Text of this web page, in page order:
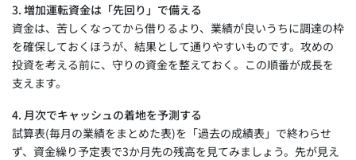
3. 増加運転資金は「先回り」で備える
資金は、苦しくなってから借りるより、業績が良いうちに調達の枠
を確保しておくほうが、結果として通りやすいものです。攻めの
投資を考える前に、守りの資金を整えておく。この順番が成長を
支えます。
4. 月次でキャッシュの着地を予測する
試算表(毎月の業績をまとめた表)を「過去の成績表」で終わらせ
ず、資金繰り予定表で3か月先の残高を見てみましょう。先が見え